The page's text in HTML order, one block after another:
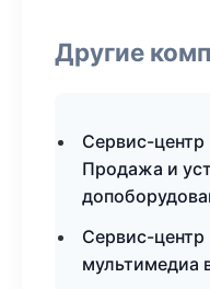
Другие
Сервис-
Продажа и
Сервис-центр
мультимедиа